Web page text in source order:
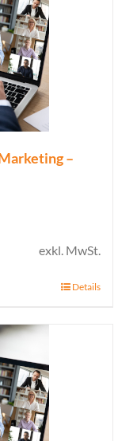
–
exkl. MwSt.
Details